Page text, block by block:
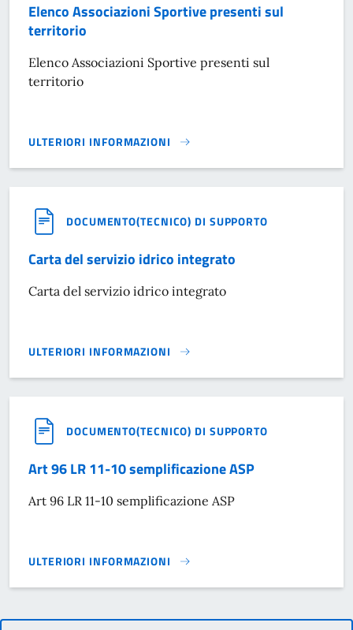
Elenco Associazioni Sportive presenti sul
territorio
Elenco Associazioni Sportive presenti sul
territorio
ULTERIORI INFORMAZIONI
ELENCO ASSOCIAZIONI SPORTIVE PRESENTI SUL
DOCUMENTO(TECNICO) DI SUPPORTO
Carta del servizio idrico integrato
Carta del servizio idrico integrato
ULTERIORI INFORMAZIONI
CARTA DEL SERVIZIO IDRICO INTEGRATO}
DOCUMENTO(TECNICO) DI SUPPORTO
Art 96 LR 11-10 semplificazione ASP
Art 96 LR 11-10 semplificazione ASP
ULTERIORI INFORMAZIONI
ART 96 LR 11-10 SEMPLIFICAZIONE ASP}